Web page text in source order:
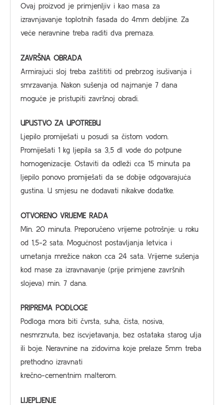
Ovaj proizvod je primjenljiv i kao masa za
izravnjavanje toplotnih fasada do 4mm debljine. Za
veće neravnine treba raditi dva premaza.
ZAVRŠNA OBRADA
Armirajući sloj treba zaštititi od prebrzog isušivanja i
smrzavanja. Nakon sušenja od najmanje 7 dana
moguće je pristupiti završnoj obradi.
UPUSTVO ZA UPOTREBU
Ljepilo promiješati u posudi sa čistom vodom.
Promiješati 1 kg ljepila sa 3,5 dl vode do potpune
homogenizacije. Ostaviti da odleži cca 15 minuta pa
ljepilo ponovo promiješati da se dobije odgovarajuća
gustina. U smjesu ne dodavati nikakve dodatke.
OTVORENO VRIJEME RADA
Min. 20 minuta. Preporučeno vrijeme potrošnje: u roku
od 1,5-2 sata. Mogućnost postavljanja letvica i
umetanja mrežice nakon cca 24 sata. Vrijeme sušenja
kod mase za izravnavanje (prije primjene završnih
slojeva) min. 7 dana.
PRIPREMA PODLOGE
Podloga mora biti čvrsta, suha, čista, nosiva,
nesmrznuta, bez iscvjetavanja, bez ostataka starog ulja
ili boje. Neravnine na zidovima koje prelaze 5mm treba
prethodno izravnati
krečno-cementnim malterom.
LIJEPLJENJE